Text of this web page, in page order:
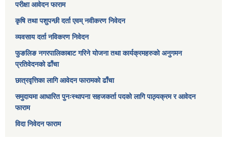
परीक्षा आवेदन फाराम
कृषि तथा पशुपन्छी दर्ता एवम् नवीकरण निवेदन
व्यवसाय दर्ता नविकरण निवेदन
फुङलिङ नगरपालिकाबाट गरिने योजना तथा कार्यक्रमहरुको अनुगमन
प्रतिवेदनको ढाँचा
छात्रवृत्तिका लागि आवेदन फारामको ढाँचा
समुदायमा आधारित पुनःस्थापना सहजकर्ता पदको लागि पाठ्यक्रम र आवेदन
फाराम
विदा निवेदन फाराम